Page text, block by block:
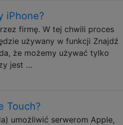
iPhone?
firmę. W tej chwili proces
używany w funkcji Znajdź
że ​​możemy używać tylko
jest …
Touch?
umożliwić serwerom Apple,